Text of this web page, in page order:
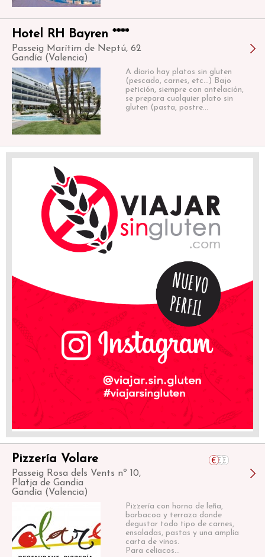
Hotel RH Bayren ****
Passeig Marítim de Neptú, 62
Gandía (Valencia)
A diario hay platos sin gluten
(pescado, carnes, etc...) Bajo
petición, siempre con antelación,
se prepara cualquier plato sin
gluten (pasta, postre...
Pizzería Volare
Passeig Rosa dels Vents nº 10,
Platja de Gandia
Gandía (Valencia)
Pizzería con horno de leña,
barbacoa y terraza donde
degustar todo tipo de carnes,
ensaladas, pastas y una amplia
carta de vinos.
Para celiacos...